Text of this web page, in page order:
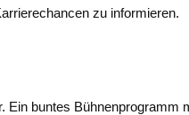
zu informieren.
Ein buntes Bühnenprogramm